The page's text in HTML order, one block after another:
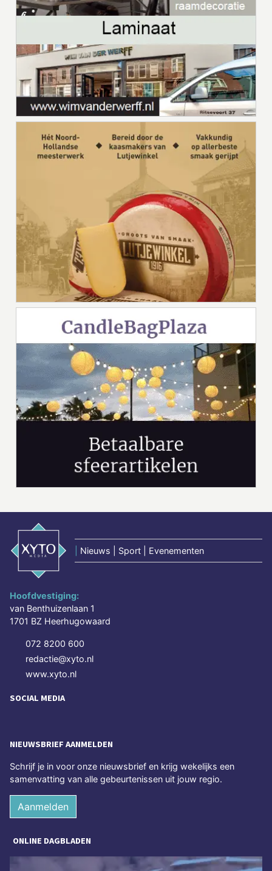
Nieuws | Sport | Evenementen
Hoofdvestiging:
van Benthuizenlaan 1
1701 BZ Heerhugowaard
072 8200 600
redactie@xyto.nl
www.xyto.nl
SOCIAL MEDIA
NIEUWSBRIEF AANMELDEN
Schrijf je in voor onze nieuwsbrief en krijg wekelijks een
samenvatting van alle gebeurtenissen uit jouw regio.
Aanmelden
ONLINE DAGBLADEN